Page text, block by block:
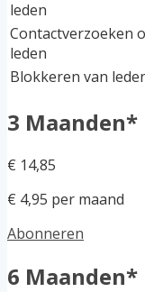
leden
Contactverzoeken
leden
Blokkeren van
3 Maanden*
€ 14,85
€ 4,95 per maand
Abonneren
6 Maanden*